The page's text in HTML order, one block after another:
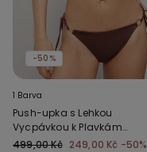
-50%
1 Barva
Push-upka s Lehkou
Vycpávkou k Plavkám
Royal Essence Brown
499,00 Kč 249,00 Kč -50%